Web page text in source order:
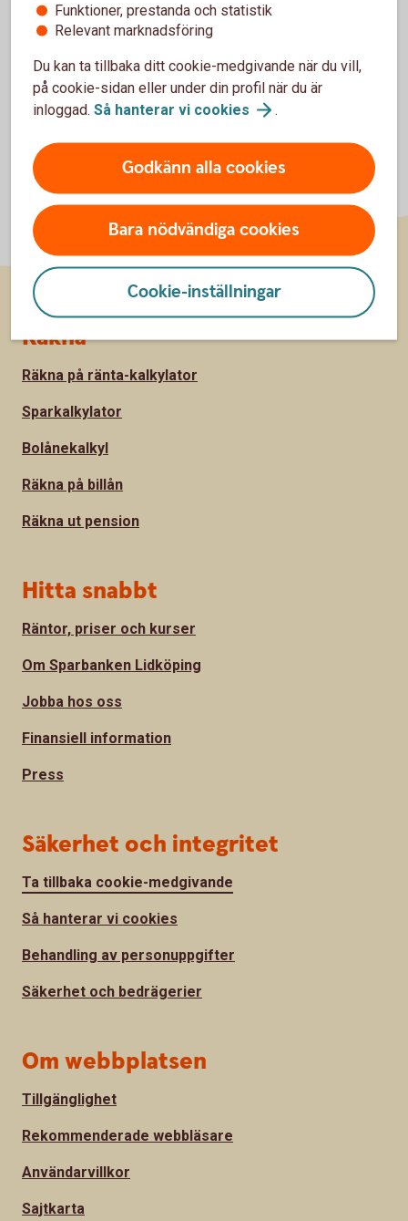
Inställningar för cookies
Funktioner, prestanda och statistik
Relevant marknadsföring
Du kan ta tillbaka ditt cookie-medgivande när du vill,
på cookie-sidan eller under din profil när du är
inloggad. Så hanterar vi cookies .
Godkänn alla cookies
Bara nödvändiga cookies
Cookie-inställningar
Sidfot
Räkna
Räkna på ränta-kalkylator
Sparkalkylator
Bolånekalkyl
Räkna på billån
Räkna ut pension
Hitta snabbt
Räntor, priser och kurser
Om Sparbanken Lidköping
Jobba hos oss
Finansiell information
Press
Säkerhet och integritet
Ta tillbaka cookie-medgivande
Så hanterar vi cookies
Behandling av personuppgifter
Säkerhet och bedrägerier
Om webbplatsen
Tillgänglighet
Rekommenderade webbläsare
Användarvillkor
Sajtkarta